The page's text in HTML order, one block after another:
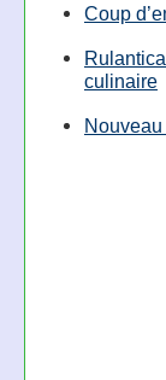
Coup
culinaire